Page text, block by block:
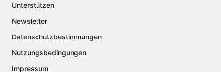
Unterstützen
Newsletter
Datenschutzbestimmungen
Nutzungsbedingungen
Impressum